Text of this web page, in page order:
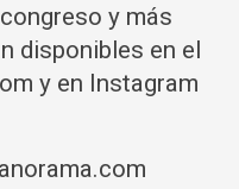
y más
disponibles en el
y en Instagram